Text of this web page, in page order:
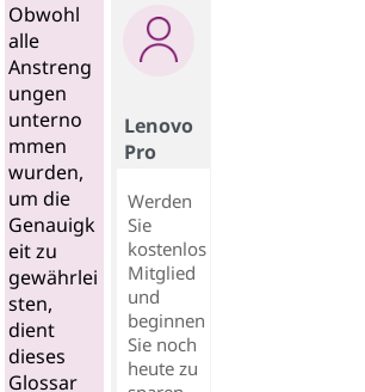
Obwohl
alle
Anstreng
ungen
unterno
mmen
wurden,
um die
Genauigk
eit zu
gewährlei
sten,
dient
dieses
Glossar
Lenovo
Pro
Werden
Sie
kostenlos
Mitglied
und
beginnen
Sie noch
heute zu